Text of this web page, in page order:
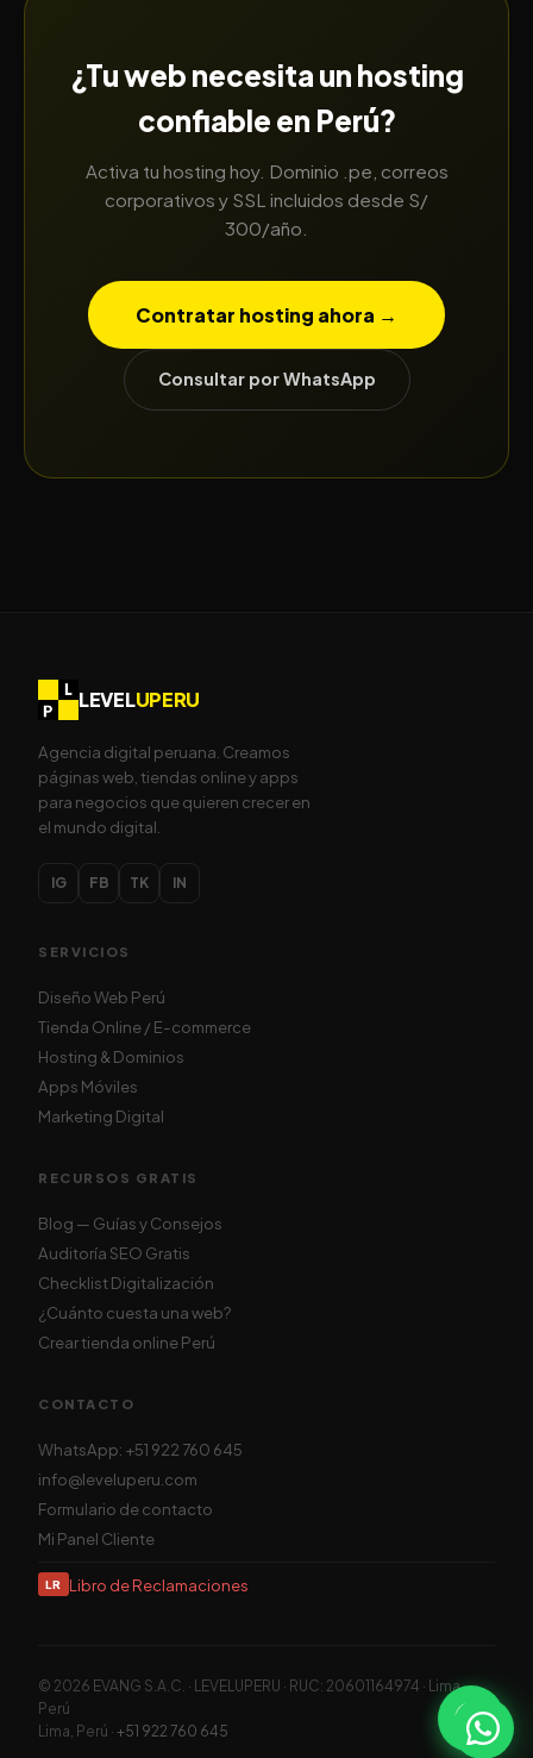
¿Tu web necesita un hosting
confiable en Perú?
Activa tu hosting hoy. Dominio .pe, correos
corporativos y SSL incluidos desde S/
300/año.
Contratar hosting ahora →
Consultar por WhatsApp
LEVELUPERU
Agencia digital peruana. Creamos
páginas web, tiendas online y apps
para negocios que quieren crecer en
el mundo digital.
IG FB TK IN
SERVICIOS
Diseño Web Perú
Tienda Online / E-commerce
Hosting & Dominios
Apps Móviles
Marketing Digital
RECURSOS GRATIS
Blog — Guías y Consejos
Auditoría SEO Gratis
Checklist Digitalización
¿Cuánto cuesta una web?
Crear tienda online Perú
CONTACTO
WhatsApp: +51 922 760 645
info@leveluperu.com
Formulario de contacto
Mi Panel Cliente
LR Libro de Reclamaciones
© 2026 EVANG S.A.C. · LEVELUPERU · RUC: 20601164974 · Lima,
Perú
Lima Perú · +51 922 760 645